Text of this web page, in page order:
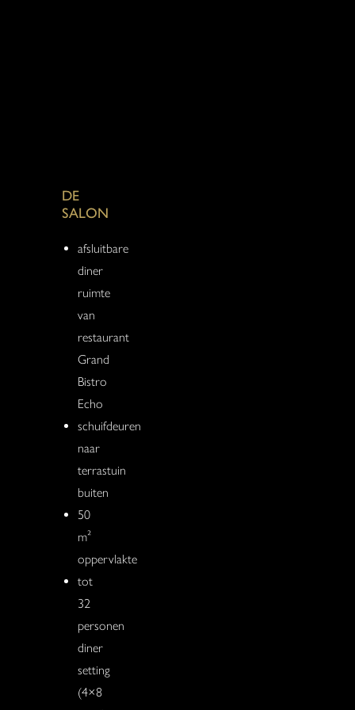
DE
SALON
afsluitbare
diner
ruimte
van
restaurant
Grand
Bistro
Echo
schuifdeuren
naar
terrastuin
buiten
50
m²
oppervlakte
tot
32
personen
diner
setting
(4×8